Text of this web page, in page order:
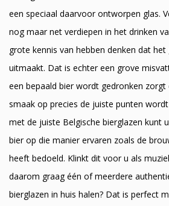
een speciaal daarvoor ontworpen glas.
nog maar net verdiepen in het drinken
grote kennis van hebben denken dat
uitmaakt. Dat is echter een grove
een bepaald bier wordt gedronken
smaak op precies de juiste punten
met de juiste Belgische bierglazen kunt
bier op die manier ervaren zoals de
heeft bedoeld. Klinkt dit voor u als
daarom graag één of meerdere
bierglazen in huis halen? Dat is perfect